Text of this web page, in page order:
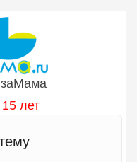
лет